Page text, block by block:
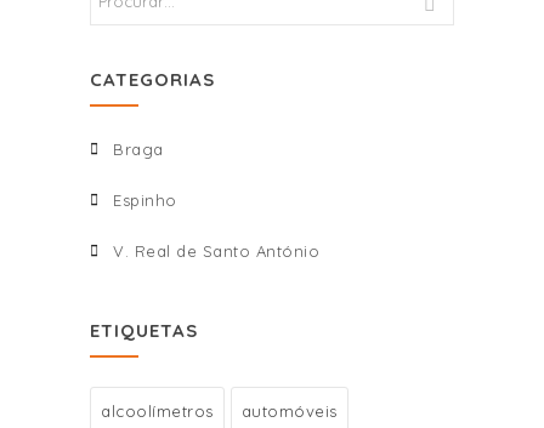
CATEGORIAS
Braga
Espinho
V. Real de Santo António
ETIQUETAS
alcoolímetros automóveis